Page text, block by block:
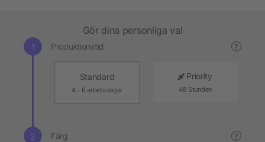
Gör dina personliga val
Produktionstid ?
Standard
4 - 6 arbetsdagar
Priority
48 Stunden
Färg ?